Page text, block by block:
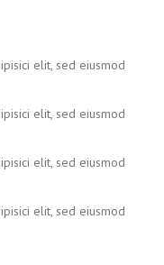
elit, sed eiusmod
elit, sed eiusmod
elit, sed eiusmod
elit, sed eiusmod